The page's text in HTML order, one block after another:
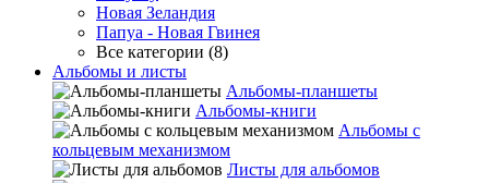
Новая Зеландия
Папуа - Новая Гвинея
Все категории (8)
Альбомы и листы
Альбомы-планшеты
Альбомы-книги
Альбомы с
кольцевым механизмом
Листы для альбомов